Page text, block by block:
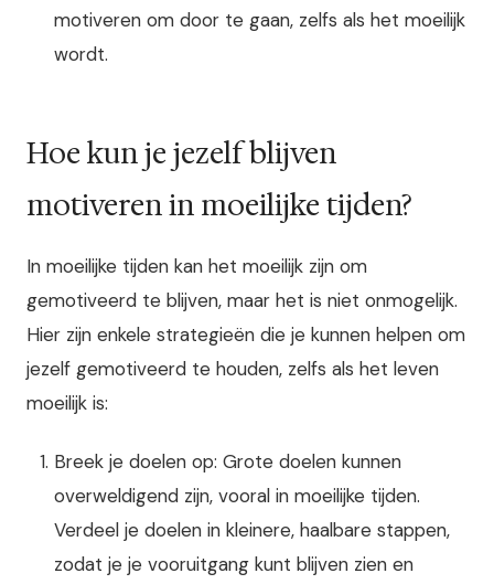
motiveren om door te gaan, zelfs als het moeilijk
wordt.
Hoe kun je jezelf blijven
motiveren in moeilijke tijden?
In moeilijke tijden kan het moeilijk zijn om
gemotiveerd te blijven, maar het is niet onmogelijk.
Hier zijn enkele strategieën die je kunnen helpen om
jezelf gemotiveerd te houden, zelfs als het leven
moeilijk is:
Breek je doelen op: Grote doelen kunnen
overweldigend zijn, vooral in moeilijke tijden.
Verdeel je doelen in kleinere, haalbare stappen,
zodat je je vooruitgang kunt blijven zien en